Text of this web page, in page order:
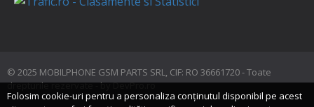
© 2025 MOBILPHONE GSM PARTS SRL, CIF: RO 36661720 - Toate
drepturile rezervate - by DevPro.ro
Folosim cookie-uri pentru a personaliza conținutul disponibil pe acest